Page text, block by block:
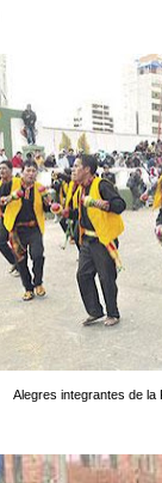
Alegres integrantes de la